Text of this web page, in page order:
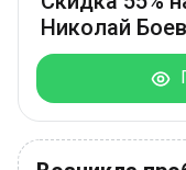
Николай